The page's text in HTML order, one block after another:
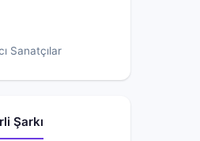
Sanatçılar
Şarkı